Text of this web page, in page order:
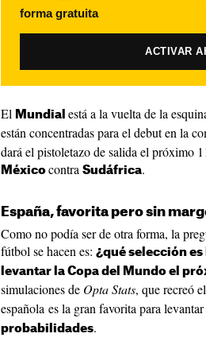
forma gratuita
ACTIVAR
El Mundial está a la vuelta de la
están concentradas para el debut en la
dará el pistoletazo de salida el próximo
México contra Sudáfrica.
España, favorita pero sin
Como no podía ser de otra forma, la
fútbol se hacen es: ¿qué selección
levantar la Copa del Mundo el
simulaciones de Opta Stats, que recreó
española es la gran favorita para
probabilidades.